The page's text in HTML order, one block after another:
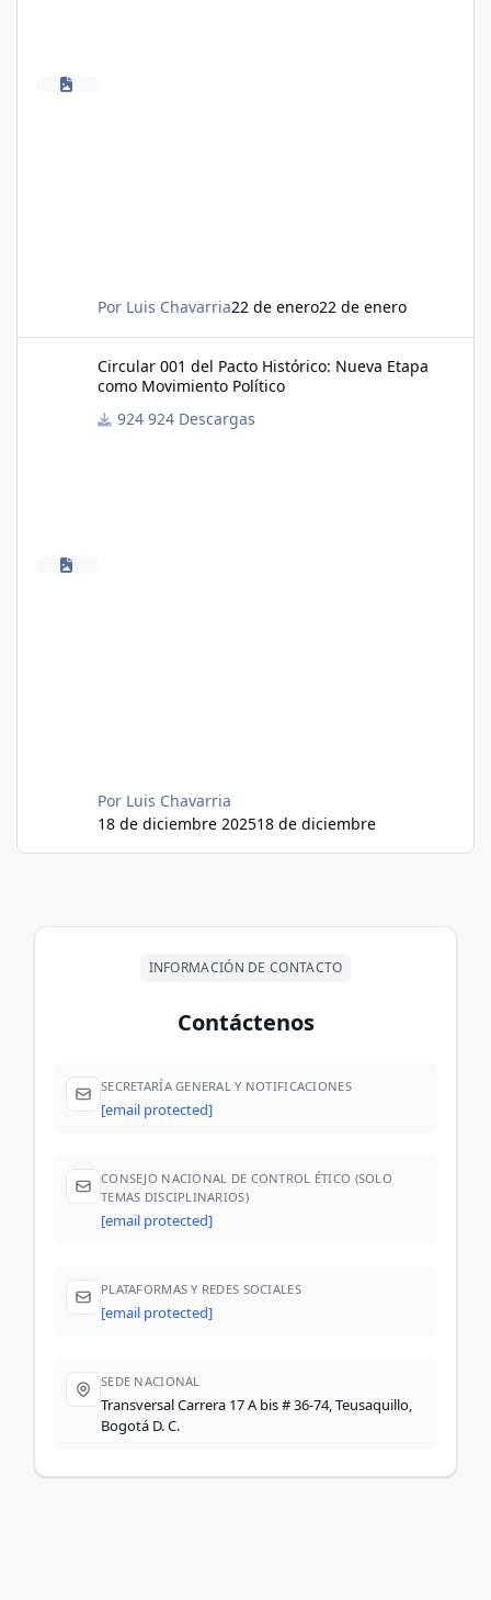
Por Luis Chavarria22 de enero22 de enero
Circular 001 del Pacto Histórico: Nueva Etapa
como Movimiento Político
924 Descargas
Por Luis Chavarria
18 de diciembre 202518 de diciembre
INFORMACIÓN DE CONTACTO
Contáctenos
SECRETARÍA GENERAL Y NOTIFICACIONES
[email protected]
CONSEJO NACIONAL DE CONTROL ÉTICO (SOLO
TEMAS DISCIPLINARIOS)
[email protected]
PLATAFORMAS Y REDES SOCIALES
[email protected]
SEDE NACIONAL
Transversal Carrera 17 A bis # 36-74, Teusaquillo,
Bogotá D. C.